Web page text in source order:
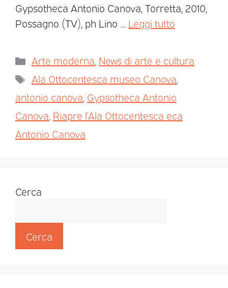
Gypsotheca Antonio Canova, Torretta, 2010,
Possagno (TV), ph Lino … Leggi tutto
Arte moderna News di arte e cultura
Ala Ottocentesca museo Canova
antonio canova Gypsotheca Antonio
Canova Riapre l’Ala Ottocentesca eca
Antonio Canova
Cerca
Cerca